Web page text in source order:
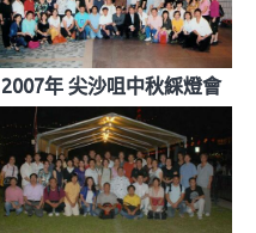
2007年 尖沙咀中秋綵燈會